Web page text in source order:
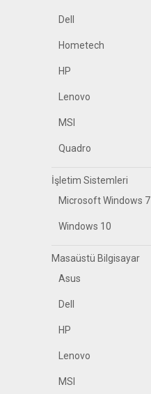
Dell
Hometech
HP
Lenovo
MSI
Quadro
İşletim Sistemleri
Microsoft Windows 7
Windows 10
Masaüstü Bilgisayar
Asus
Dell
HP
Lenovo
MSI